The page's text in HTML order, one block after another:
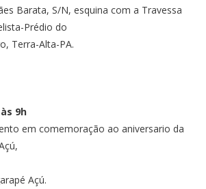
Barata, S/N, esquina com a Travessa
Prédio do
Terra-Alta-PA.
9h
em comemoração ao aniversario da
Açú.